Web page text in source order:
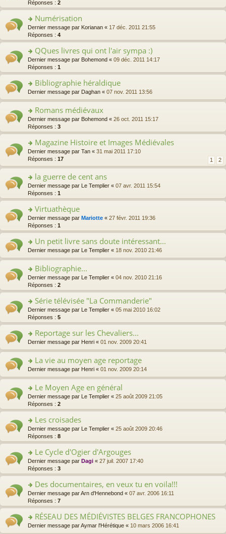
c
e
nt
pl
s
ré
c
nt
n
o
n
lu
le
pl
s
ré
c
nt
a
e
n
o
n
lu
le
pl
u
s
ré
nt
m
e
s
s
a
e
n
o
n
lu
le
pl
s
ré
c
nt
n
s
ult
er
le
m
e
s
s
a
e
n
o
n
lu
le
pl
s
ré
c
e
nt
Réponses : 2
o
n
s
ult
er
le
m
e
s
s
a
g
e
n
o
n
lu
le
s
ré
c
e
nt
Numérisation
Dernier message par Korianan « 17 déc. 2011 21:55
Réponses : 4
o
n
s
ult
er
e
s
s
a
g
e
n
o
lu
le
pl
s
ré
c
e
nt
QQues livres qui ont l'air sympa :)
Dernier message par Bohemond « 09 déc. 2011 14:17
Réponses : 1
o
n
ult
er
le
e
s
s
a
g
e
n
o
lu
le
pl
s
ré
c
e
nt
Bibliographie héraldique
Dernier message par Daghan « 07 nov. 2011 13:56
o
n
s
ult
er
le
s
s
a
g
e
n
o
n
lu
le
s
ré
c
e
nt
Romans médiévaux
Dernier message par Bohemond « 26 oct. 2011 15:17
Réponses : 3
o
n
s
ult
er
le
m
s
s
a
g
e
n
o
lu
le
pl
s
ré
c
e
nt
Magazine Histoire et Images Médiévales
Dernier message par Tan « 31 mai 2011 17:10
Réponses : 17 1 2
o
n
s
ult
er
le
m
e
s
s
a
g
e
n
o
n
lu
le
pl
s
ré
c
e
nt
la guerre de cent ans
Dernier message par Le Templier « 07 avr. 2011 15:54
Réponses : 1
o
n
s
ult
er
e
s
s
a
g
e
n
o
n
lu
pl
u
s
ré
e
nt
Virtuathèque
Dernier message par Mariotte « 27 févr. 2011 19:36
Réponses : 1
o
n
ult
er
le
e
s
s
a
g
e
n
n
lu
le
pl
u
s
ré
e
nt
Un petit livre sans doute intéressant...
Dernier message par Le Templier « 18 nov. 2010 21:46
o
n
s
ult
er
le
m
e
s
s
a
g
e
n
n
lu
le
pl
u
s
ré
c
e
nt
Bibliographie...
Dernier message par Le Templier « 04 nov. 2010 21:16
Réponses : 2
o
n
s
ult
er
e
s
s
a
e
n
n
lu
le
pl
u
s
ré
c
e
nt
Série télévisée "La Commanderie"
Dernier message par Le Templier « 05 mai 2010 16:02
Réponses : 5
o
n
ult
er
le
m
e
s
s
a
e
n
n
lu
le
pl
u
s
ré
c
e
nt
Reportage sur les Chevaliers...
Dernier message par Henri « 01 nov. 2009 20:41
o
n
ult
er
le
e
s
s
a
g
e
n
o
n
lu
le
pl
s
ré
La vie au moyen age reportage
Dernier message par Henri « 01 nov. 2009 20:14
o
n
s
ult
er
le
m
e
s
s
a
e
n
o
n
lu
le
pl
Le Moyen Age en général
Dernier message par Le Templier « 25 août 2009 21:05
Réponses : 2
o
n
s
ult
er
le
m
e
s
s
a
e
n
Les croisades
Dernier message par Le Templier « 25 août 2009 20:46
Réponses : 8
o
n
s
ult
er
le
m
e
s
s
Le Cycle d'Ogier d'Argouges
Dernier message par Dagi « 27 juil. 2007 17:40
Réponses : 3
o
n
s
ult
er
Des documentaires, en veux tu en voila!!!
Dernier message parArn d'Hennebond « 07 avr. 2006 16:11
Réponses : 7
o
RÉSEAU DES MÉDIÉVISTES BELGES FRANCOPHONES
Dernier message parAymar l'Hérétique « 10 mars 2006 16:41